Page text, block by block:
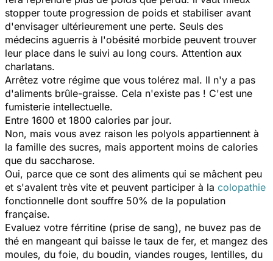
stopper toute progression de poids et stabiliser avant
d'envisager ultérieurement une perte. Seuls des
médecins aguerris à l'obésité morbide peuvent trouver
leur place dans le suivi au long cours. Attention aux
charlatans.
Arrêtez votre régime que vous tolérez mal. Il n'y a pas
d'aliments brûle-graisse. Cela n'existe pas ! C'est une
fumisterie intellectuelle.
Entre 1600 et 1800 calories par jour.
Non, mais vous avez raison les polyols appartiennent à
la famille des sucres, mais apportent moins de calories
que du saccharose.
Oui, parce que ce sont des aliments qui se mâchent peu
et s'avalent très vite et peuvent participer à la colopathie
fonctionnelle dont souffre 50% de la population
française.
Evaluez votre férritine (prise de sang), ne buvez pas de
thé en mangeant qui baisse le taux de fer, et mangez des
moules, du foie, du boudin, viandes rouges, lentilles, du